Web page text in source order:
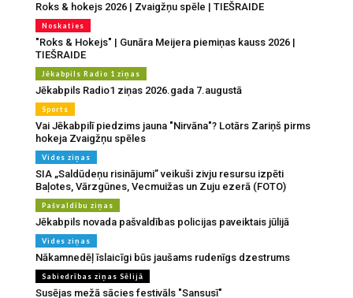
Roks & hokejs 2026 | Zvaigžņu spēle | TIEŠRAIDE
Noskaties
"Roks & Hokejs" | Gunāra Meijera piemiņas kauss 2026 |
TIEŠRAIDE
Jēkabpils Radio 1 ziņas
Jēkabpils Radio1 ziņas 2026.gada 7.augustā
Sports
Vai Jēkabpilī piedzims jauna "Nirvāna"? Lotārs Zariņš pirms
hokeja Zvaigžņu spēles
Vides ziņas
SIA „Saldūdeņu risinājumi” veikuši zivju resursu izpēti
Baļotes, Vārzgūnes, Vecmuižas un Zuju ezerā (FOTO)
Pašvaldību ziņas
Jēkabpils novada pašvaldības policijas paveiktais jūlijā
Vides ziņas
Nākamnedēļ īslaicīgi būs jaušams rudenīgs dzestrums
Sabiedrības ziņas Sēlijā
Susējas mežā sācies festivāls "Sansusī"